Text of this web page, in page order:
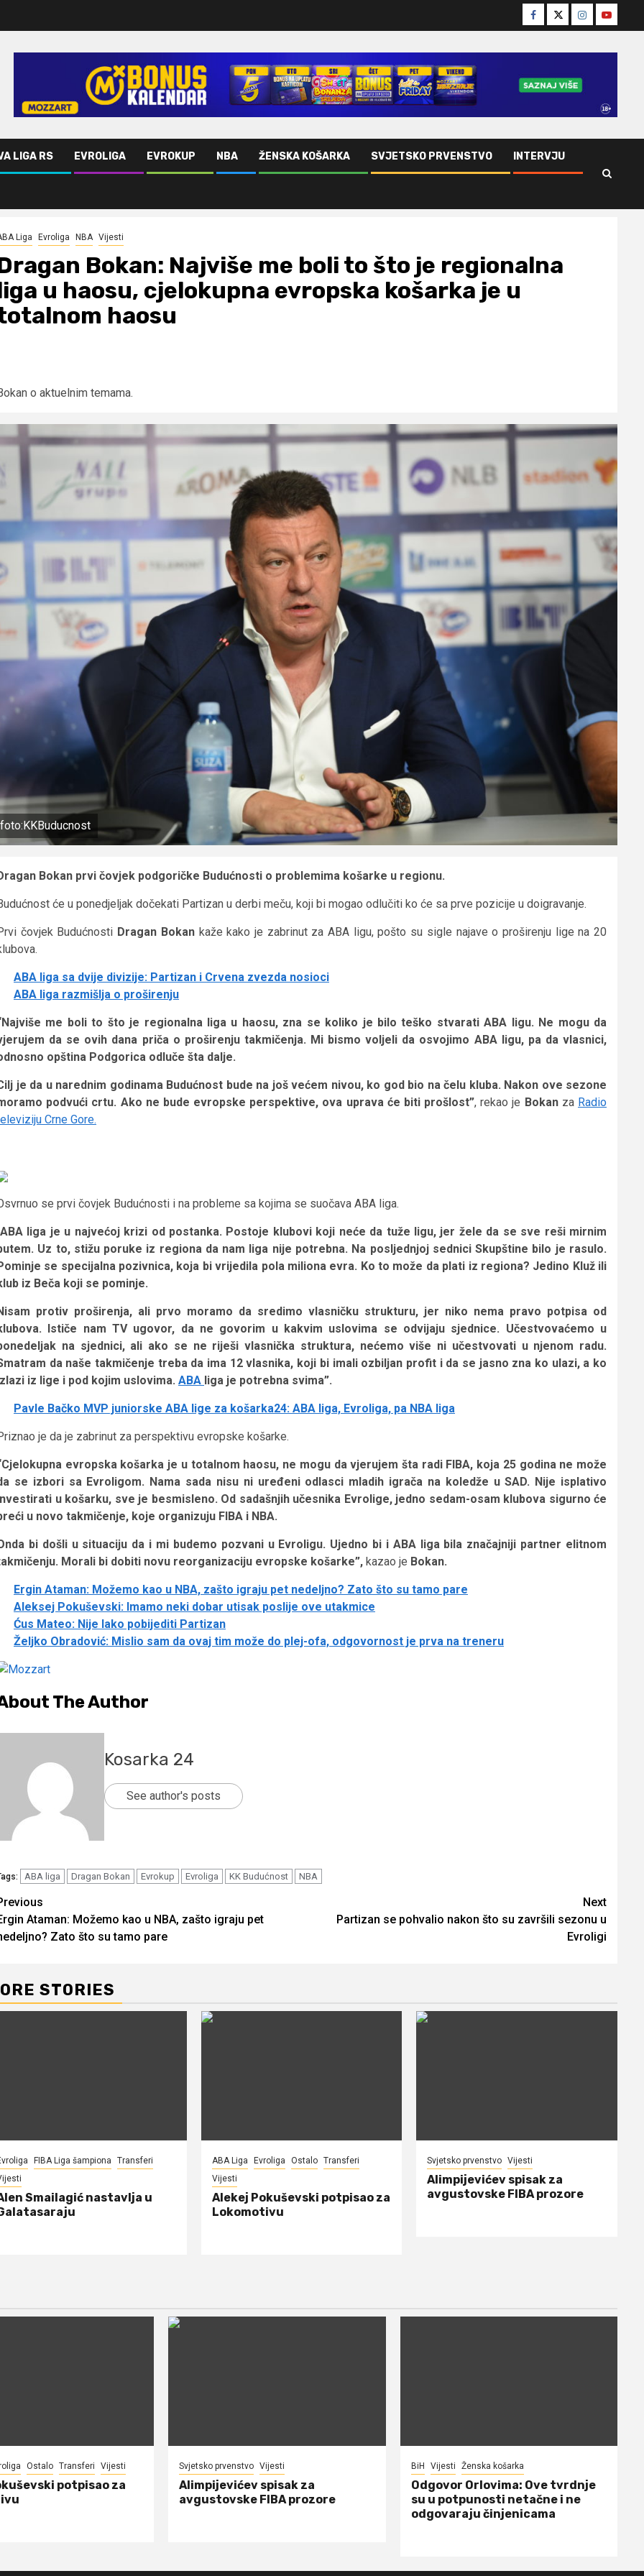
Facebook
TwitterInstagram
Youtube
LIGA RS EVROLIGA EVROKUP NBA ŽENSKA KOŠARKA SVJETSKO PRVENSTVO INTERVJU
Liga Evroliga NBA Vijesti
Bokan: Najviše me boli to što je regionalna
u haosu, cjelokupna evropska košarka je u
haosu
o aktuelnim temama.
foto:KKBuducnost
Bokan prvi čovjek podgoričke Budućnosti o problemima košarke u regionu.
će u ponedjeljak dočekati Partizan u derbi meču, koji bi mogao odlučiti ko će sa prve pozicije u doigravanje.
čovjek Budućnosti Dragan Bokankaže kako je zabrinut za ABA ligu, pošto su sigle najave o proširenju lige na 20
ABA liga sa dvije divizije: Partizan i Crvena zvezda nosioci
ABA liga razmišlja o proširenju
me boli to što je regionalna liga u haosu, zna se koliko je bilo teško stvarati ABA ligu. Ne mogu da
da se ovih dana priča o proširenju takmičenja. Mi bismo voljeli da osvojimo ABA ligu, pa da vlasnici,
opština Podgorica odluče šta dalje.
je da u narednim godinama Budućnost bude na još većem nivou, ko god bio na čelu kluba. Nakon ove sezone
podvući crtu. Ako ne bude evropske perspektive, ova uprava će biti prošlost”, rekao je Bokanza Radio
Crne Gore.
se prvi čovjek Budućnosti i na probleme sa kojima se suočava ABA liga.
ABA liga je u najvećoj krizi od postanka. Postoje klubovi koji neće da tuže ligu, jer žele da se sve reši mirnim
Uz to, stižu poruke iz regiona da nam liga nije potrebna. Na posljednjoj sednici Skupštine bilo je rasulo.
se specijalna pozivnica, koja bi vrijedila pola miliona evra. Ko to može da plati iz regiona? Jedino Kluž ili
iz Beča koji se pominje.
protiv proširenja, ali prvo moramo da sredimo vlasničku strukturu, jer niko nema pravo potpisa od
Ističe nam TV ugovor, da ne govorim u kakvim uslovima se odvijaju sjednice. Učestvovaćemo u
na sjednici, ali ako se ne riješi vlasnička struktura, nećemo više ni učestvovati u njenom radu.
da naše takmičenje treba da ima 12 vlasnika, koji bi imali ozbiljan profit i da se jasno zna ko ulazi, a ko
iz lige i pod kojim uslovima. ABA liga je potrebna svima”.
Pavle Bačko MVP juniorske ABA lige za košarka24: ABA liga, Evroliga, pa NBA liga
je da je zabrinut za perspektivu evropske košarke.
evropska košarka je u totalnom haosu, ne mogu da vjerujem šta radi FIBA, koja 25 godina ne može
se izbori sa Evroligom. Nama sada nisu ni uređeni odlasci mladih igrača na koledže u SAD. Nije isplativo
u košarku, sve je besmisleno. Od sadašnjih učesnika Evrolige, jedno sedam-osam klubova sigurno će
u novo takmičenje, koje organizuju FIBA i NBA.
bi došli u situaciju da i mi budemo pozvani u Evroligu. Ujedno bi i ABA liga bila značajniji partner elitnom
Morali bi dobiti novu reorganizaciju evropske košarke”, kazao je Bokan.
Ergin Ataman: Možemo kao u NBA, zašto igraju pet nedeljno? Zato što su tamo pare
Aleksej Pokuševski: Imamo neki dobar utisak poslije ove utakmice
Ćus Mateo: Nije lako pobijediti Partizan
Željko Obradović: Mislio sam da ovaj tim može do plej-ofa, odgovornost je prva na treneru
The Author
Kosarka 24
See author's posts
ABA liga Dragan Bokan Evrokup Evroliga KK Budućnost NBA
Ataman: Možemo kao u NBA, zašto igraju pet
Zato što su tamo pare
Next
Partizan se pohvalio nakon što su završili sezonu u
Evroligi
STORIES
FIBA Liga šampiona
Transferi
Smailagić nastavlja u
ABA Liga Evroliga Ostalo Transferi
Vijesti
Alekej Pokuševski potpisao za
Lokomotivu
Svjetsko prvenstvo Vijesti
Alimpijevićev spisak za
avgustovske FIBA prozore
Ostalo Transferi Vijesti
potpisao za
Svjetsko prvenstvo Vijesti
Alimpijevićev spisak za
avgustovske FIBA prozore
BiH Vijesti Ženska košarka
Odgovor Orlovima: ​Ove tvrdnje
su u potpunosti netačne i ne
odgovaraju činjenicama